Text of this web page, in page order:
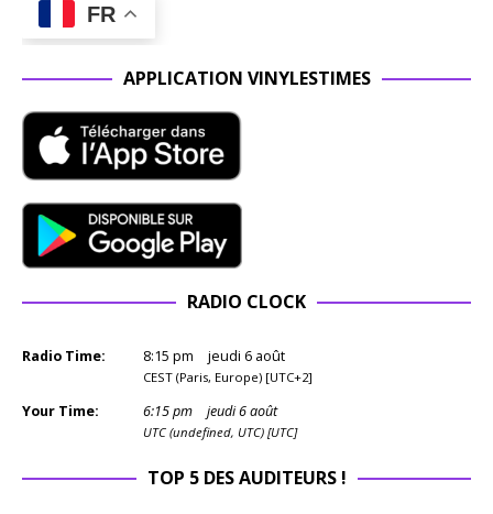
FR
APPLICATION VINYLESTIMES
RADIO CLOCK
Radio Time: 8:15 pm jeudi 6 août
CEST (Paris, Europe) [UTC+2]
Your Time: 6:15pm jeudi 6 août
UTC (undefined, UTC) [UTC]
TOP 5 DES AUDITEURS !